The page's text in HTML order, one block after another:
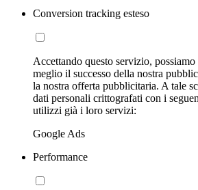
Conversion tracking esteso
Accettando questo servizio,
meglio il successo della nostra
la nostra offerta pubblicitaria. A tale
dati personali crittografati con i
utilizzi già i loro servizi:
Google Ads
Performance